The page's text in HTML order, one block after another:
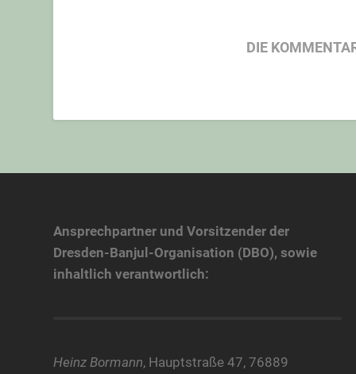
DIE
Ansprechpartner und Vorsitzender der
Dresden-Banjul-Organisation (DBO), sowie
inhaltlich verantwortlich:
Heinz Bormann, Hauptstraße 47, 76889